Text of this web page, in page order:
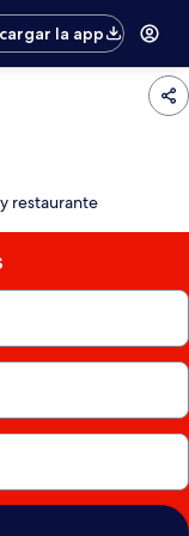
la app
restaurante